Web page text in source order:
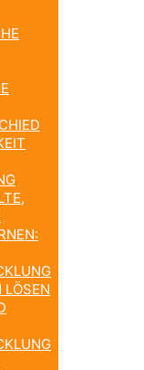
LÖSEN